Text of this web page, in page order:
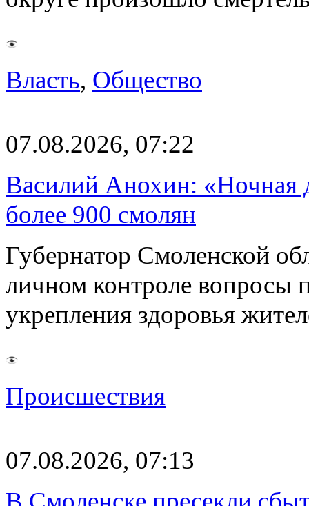
Власть, Общество
07.08.2026, 07:22
Василий Анохин: «Ночная
более 900 смолян
Губернатор Смоленской
личном контроле вопросы
укрепления здоровья
Происшествия
07.08.2026, 07:13